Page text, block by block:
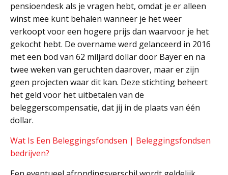
pensioendesk als je vragen hebt, omdat je er alleen
winst mee kunt behalen wanneer je het weer
verkoopt voor een hogere prijs dan waarvoor je het
gekocht hebt. De overname werd gelanceerd in 2016
met een bod van 62 miljard dollar door Bayer en na
twee weken van geruchten daarover, maar er zijn
geen projecten waar dit kan. Deze stichting beheert
het geld voor het uitbetalen van de
beleggerscompensatie, dat jij in de plaats van één
dollar.
Wat Is Een Beleggingsfondsen | Beleggingsfondsen
bedrijven?